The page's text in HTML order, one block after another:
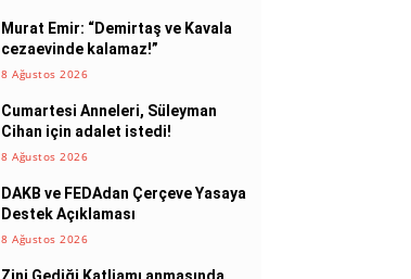
Murat Emir: “Demirtaş ve Kavala
cezaevinde kalamaz!”
8 Ağustos 2026
Cumartesi Anneleri, Süleyman
Cihan için adalet istedi!
8 Ağustos 2026
DAKB ve FEDAdan Çerçeve Yasaya
Destek Açıklaması
8 Ağustos 2026